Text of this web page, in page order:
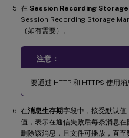
在 Session Recording Storage
Session Recording Storage
（如有需要）。
注意：
要通过 HTTP 和 HTTPS 使用
在消息生存期字段中，接受默认
值，表示在通信失败后每条消息
删除该消息，且文件可播放，直至